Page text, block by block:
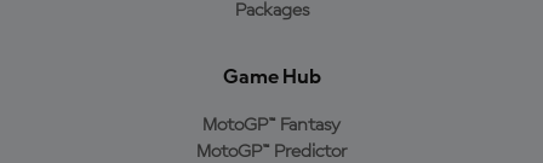
Packages
Game Hub
MotoGP™ Fantasy
MotoGP™ Predictor